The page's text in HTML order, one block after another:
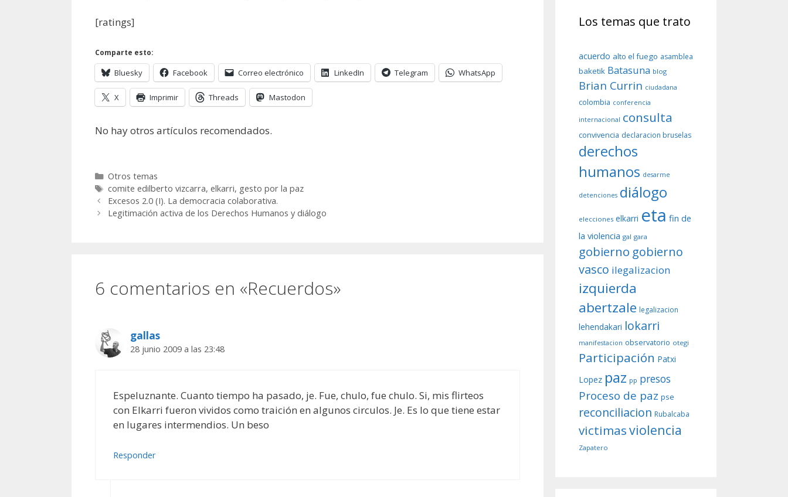
[ratings]
Comparte esto:
Bluesky Facebook Correo electrónico LinkedIn Telegram WhatsApp
X Imprimir Threads Mastodon
No hay otros artículos recomendados.
Categorías
Otros temas
Etiquetas
comite edilberto vizcarra, elkarri, gesto por la paz
Excesos 2.0 (I). La democracia colaborativa.
Legitimación activa de los Derechos Humanos y diálogo
6 comentarios en «Recuerdos»
gallas
28 junio 2009 a las 23:48
Espeluznante. Cuanto tiempo ha pasado, je. Fue, chulo, fue chulo. Si, mis flirteos
con Elkarri fueron vividos como traición en algunos circulos. Je. Es lo que tiene estar
en lugares intermendios. Un beso
Responder
Los temas que trato
acuerdo alto el fuego asamblea
baketik Batasuna blog
Brian Currin ciudadana
colombia conferencia
internacional consulta
convivencia declaracion bruselas
derechos
humanos desarme
detenciones diálogo
elecciones elkarri eta fin de
la violencia gal gara
gobierno gobierno
vasco ilegalizacion
izquierda
abertzale legalizacion
lehendakari lokarri
manifestacion observatorio otegi
Participación Patxi
Lopez paz pp presos
Proceso de paz pse
reconciliacion Rubalcaba
victimasviolencia
Zapatero